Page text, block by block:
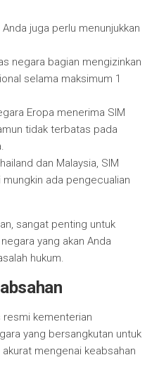
juga perlu menunjukkan
negara bagian mengizinkan
selama maksimum 1
Eropa menerima SIM
tidak terbatas pada
dan Malaysia, SIM
ada pengecualian
sangat penting untuk
yang akan Anda
hukum.
kementerian
yang bersangkutan untuk
mengenai keabsahan